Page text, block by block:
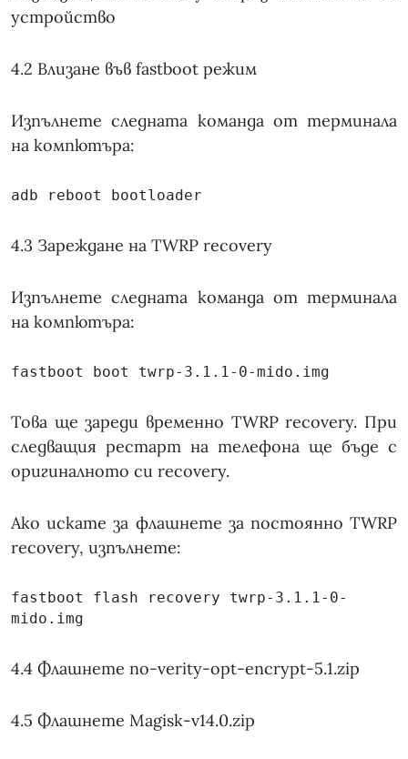
устройство
4.2 Влизане във fastboot режим
Изпълнете следната команда от терминала
на компютъра:
adb reboot bootloader
4.3 Зареждане на TWRP recovery
Изпълнете следната команда от терминала
на компютъра:
fastboot boot twrp-3.1.1-0-mido.img
Това ще зареди временно TWRP recovery. При
следващия рестарт на телефона ще бъде с
оригиналното си recovery.
Ако искате за флашнете за постоянно TWRP
recovery, изпълнете:
fastboot flash recovery twrp-3.1.1-0-
mido.img
4.4 Флашнете no-verity-opt-encrypt-5.1.zip
4.5 Флашнете Magisk-v14.0.zip